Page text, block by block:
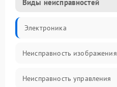
Виды неисправностей
Электроника
Неисправность изображения
Неисправность управления